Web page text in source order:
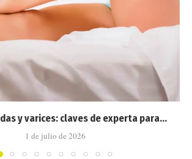
y varices: claves de experta para...
1 de julio de 2026